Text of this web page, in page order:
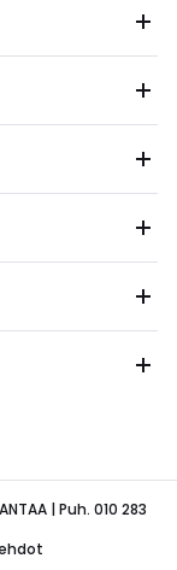
| Puh. 010 283